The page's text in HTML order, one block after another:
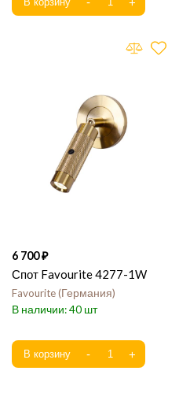
6 700
Спот Favourite 4277-1W
Favourite Германия
40